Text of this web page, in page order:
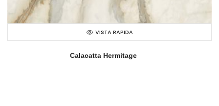
VISTA RAPIDA
Calacatta Hermitage